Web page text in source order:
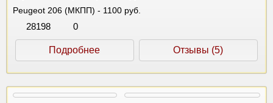
Peugeot 206 (МКПП) - 1100 руб.
28198 0
Подробнее Отзывы (5)